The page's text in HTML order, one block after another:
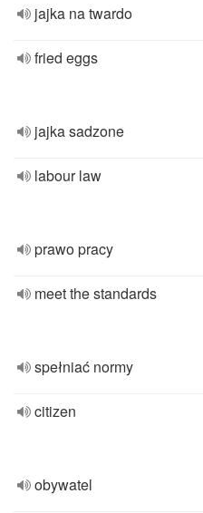
jajka na twardo
fried eggs
jajka sadzone
labour law
prawo pracy
meet the standards
spełniać normy
citizen
obywatel